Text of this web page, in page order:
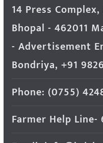
14 Press
Bhopal - 462011
- Advertisement
Bondriya, +91
Phone: (0755)
Farmer Help Line-